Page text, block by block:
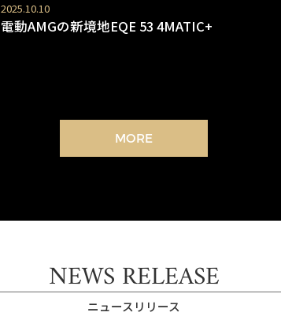
2025.10.10
電動AMGの新境地EQE 53 4MATIC+
MORE
NEWS RELEASE
ニュースリリース